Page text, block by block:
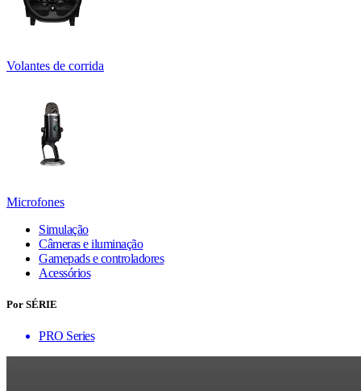
Volantes de corrida
Microfones
Simulação
Câmeras e iluminação
Gamepads e controladores
Acessórios
Por SÉRIE
PRO Series